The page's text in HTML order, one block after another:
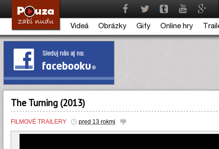
Videá Obrázky Gify Online hry
The Turning (2013)
FILMOVÉ TRAILERY pred 13 rokmi